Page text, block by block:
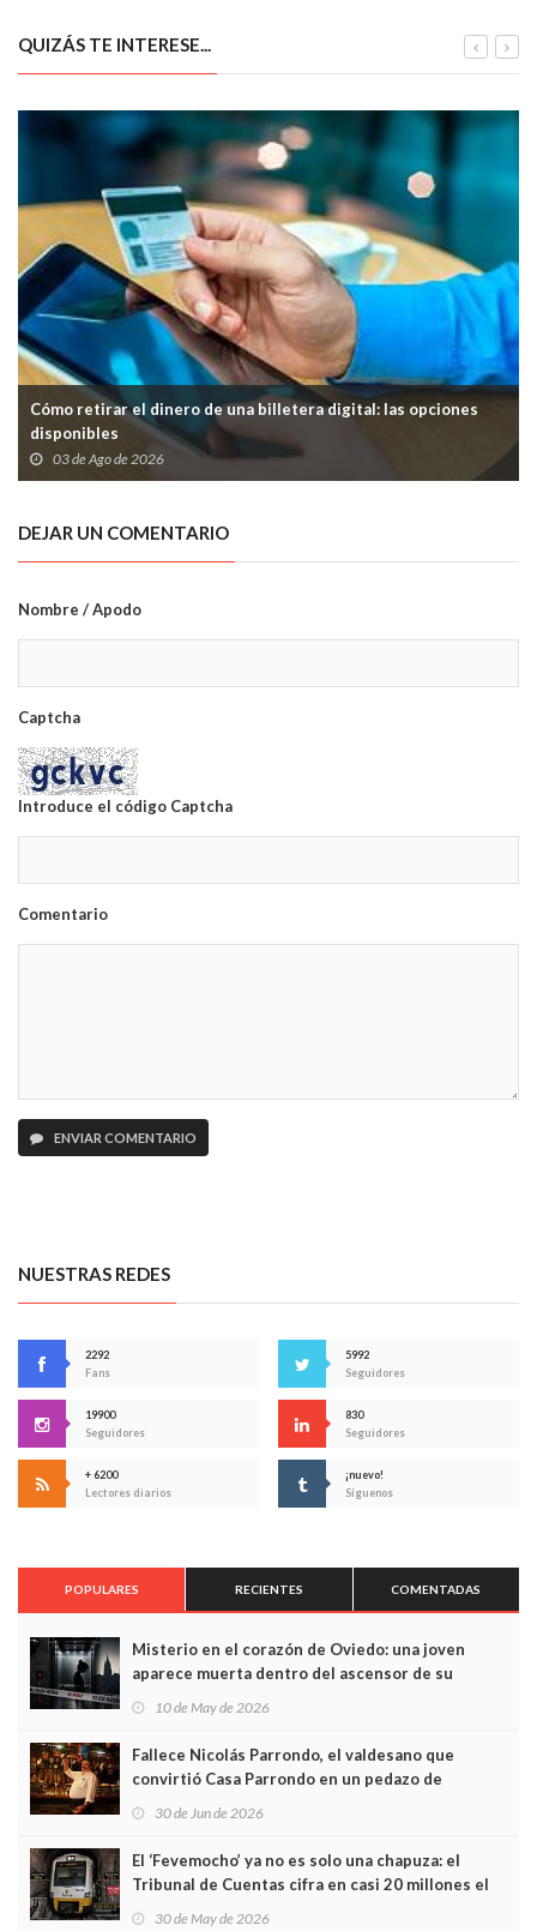
QUIZÁS TE INTERESE...
Cómo retirar el dinero de una billetera digital: las opciones
disponibles
03 de Ago de 2026
DEJAR UN COMENTARIO
Nombre / Apodo
Captcha
Introduce el código Captcha
Comentario
ENVIAR COMENTARIO
NUESTRAS REDES
2292
Fans
5992
Seguidores
19900
Seguidores
830
Seguidores
+ 6200
Lectores diarios
¡nuevo!
Síguenos
POPULARES RECIENTES COMENTADAS
Misterio en el corazón de Oviedo: una joven
aparece muerta dentro del ascensor de su
edificio y las cámaras captan sus últimos minutos
10 de May de 2026
Fallece Nicolás Parrondo, el valdesano que
convirtió Casa Parrondo en un pedazo de
Asturias en Madrid
30 de Jun de 2026
El ‘Fevemocho’ ya no es solo una chapuza: el
Tribunal de Cuentas cifra en casi 20 millones el
sobrecoste de los trenes que no cabían por los
30 de May de 2026